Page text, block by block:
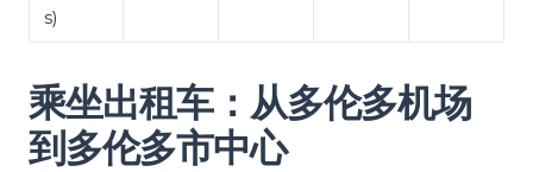
s)
乘坐出租车：从多伦多机场
到多伦多市中心